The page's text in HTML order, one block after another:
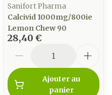
Sanifort Pharma
Calcivid 1000mg/800ie
Lemon Chew 90
28,40 €
Ajouter au
panier